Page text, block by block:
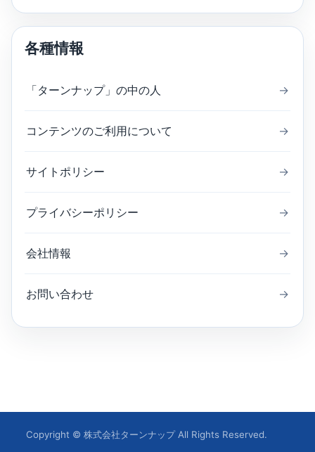
各種情報
「ターンナップ」の中の人 →
コンテンツのご利用について →
サイトポリシー →
プライバシーポリシー →
会社情報 →
お問い合わせ →
Copyright © 株式会社ターンナップ All Rights Reserved.